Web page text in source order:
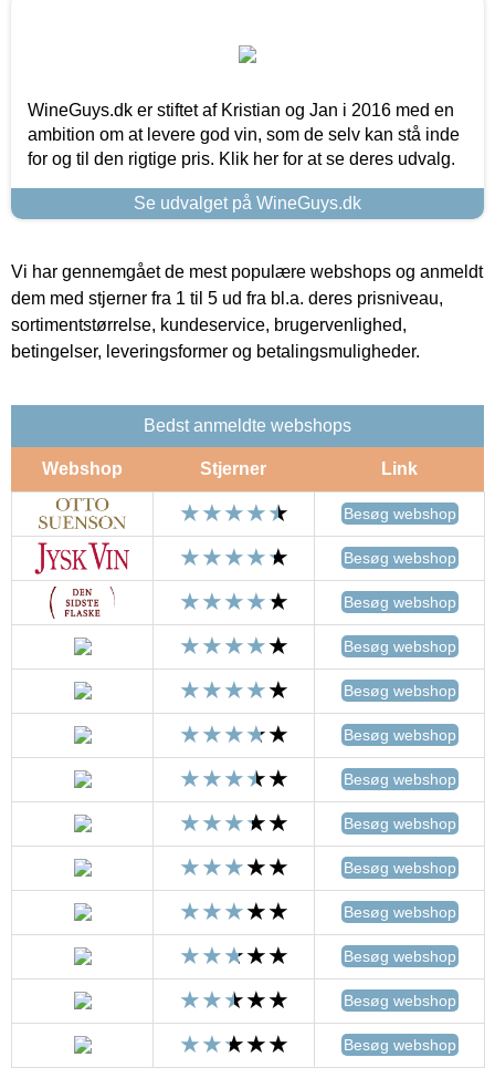
WineGuys.dk er stiftet af Kristian og Jan i 2016 med en
ambition om at levere god vin, som de selv kan stå inde
for og til den rigtige pris. Klik her for at se deres udvalg.
Se udvalget på WineGuys.dk
Vi har gennemgået de mest populære webshops og anmeldt
dem med stjerner fra 1 til 5 ud fra bl.a. deres prisniveau,
sortimentstørrelse, kundeservice, brugervenlighed,
betingelser, leveringsformer og betalingsmuligheder.
Bedst anmeldte webshops
Webshop Stjerner Link
Besøg webshop
Besøg webshop
Besøg webshop
Besøg webshop
Besøg webshop
Besøg webshop
Besøg webshop
Besøg webshop
Besøg webshop
Besøg webshop
Besøg webshop
Besøg webshop
Besøg webshop